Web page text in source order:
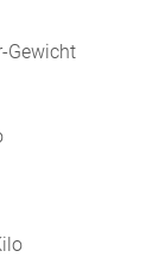
Gewicht